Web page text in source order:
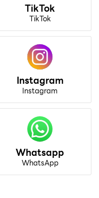
TikTok
TikTok
Instagram
Instagram
Whatsapp
WhatsApp